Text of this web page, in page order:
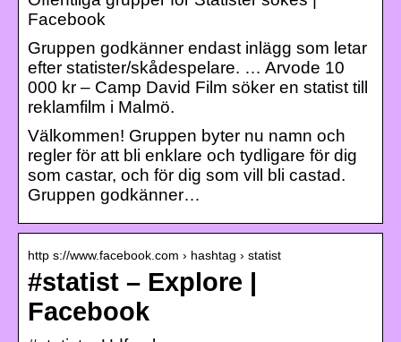
Facebook
Gruppen godkänner endast inlägg som letar
efter statister/skådespelare. … Arvode 10
000 kr – Camp David Film söker en statist till
reklamfilm i Malmö.
Välkommen! Gruppen byter nu namn och
regler för att bli enklare och tydligare för dig
som castar, och för dig som vill bli castad.
Gruppen godkänner…
http s://www.facebook.com › hashtag › statist
‪#‎statist‬ – Explore |
Facebook